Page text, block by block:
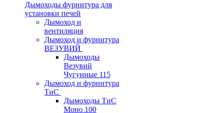
Дымоходы фурнитура для
установки печей
Дымоход и
вентиляция
Дымоход и фурнитура
ВЕЗУВИЙ
Дымоходы
Везувий
Чугунные 115
Дымоход и фурнитура
ТиС
Дымоходы ТиС
Моно 100